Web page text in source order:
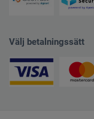
Välj betalningssätt